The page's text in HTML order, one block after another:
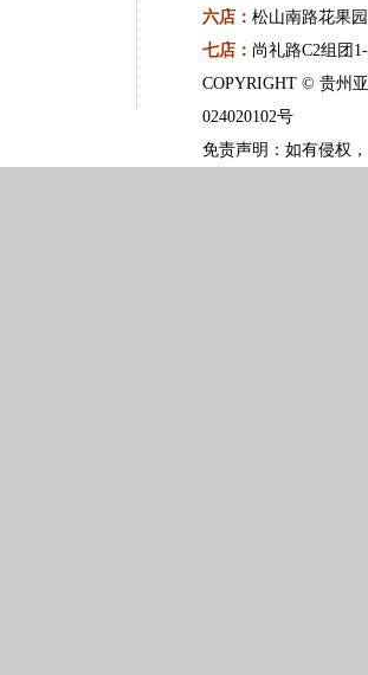
六店： 松山南路花果
七店： 尚礼路C2组团
COPYRIGHT © 贵州
024020102号
免责声明：如有侵权